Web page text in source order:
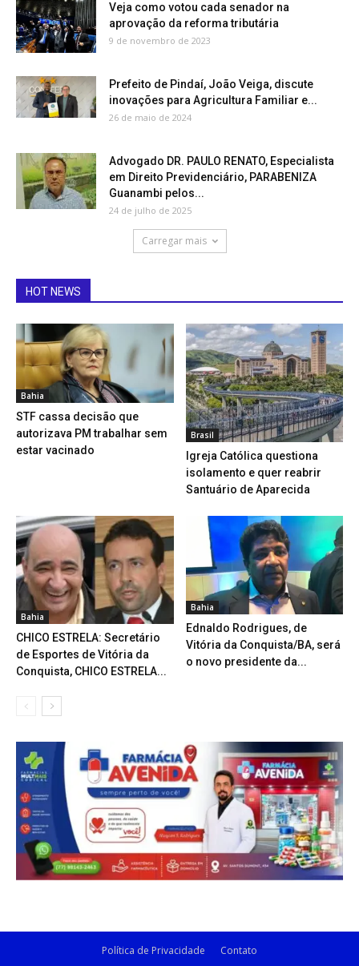
Veja como votou cada senador na
aprovação da reforma tributária
9 de novembro de 2023
Prefeito de Pindaí, João Veiga, discute
inovações para Agricultura Familiar e...
26 de maio de 2024
Advogado DR. PAULO RENATO, Especialista
em Direito Previdenciário, PARABENIZA
Guanambi pelos...
24 de julho de 2025
Carregar mais
HOT NEWS
Bahia
STF cassa decisão que
autorizava PM trabalhar sem
estar vacinado
Brasil
Igreja Católica questiona
isolamento e quer reabrir
Santuário de Aparecida
Bahia
CHICO ESTRELA: Secretário
de Esportes de Vitória da
Conquista, CHICO ESTRELA...
Bahia
Ednaldo Rodrigues, de
Vitória da Conquista/BA, será
o novo presidente da...
Política de Privacidade Contato